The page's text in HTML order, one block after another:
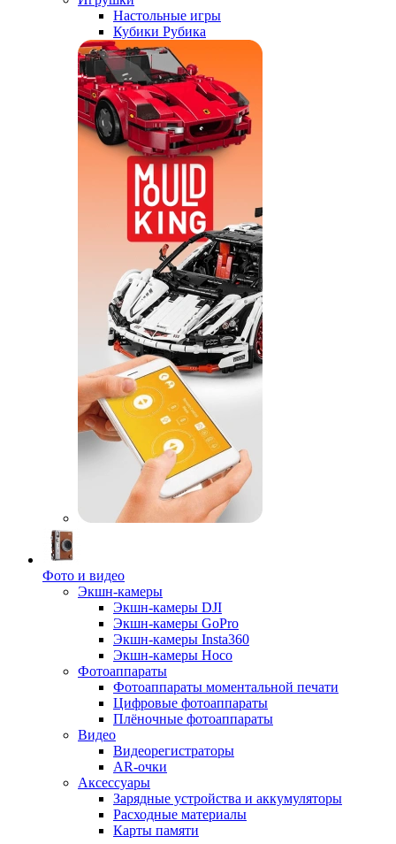
Настольные игры
Кубики Рубика
Фото и видео
Экшн-камеры
Экшн-камеры DJI
Экшн-камеры GoPro
Экшн-камеры Insta360
Экшн-камеры Hoco
Фотоаппараты
Фотоаппараты моментальной печати
Цифровые фотоаппараты
Плёночные фотоаппараты
Видео
Видеорегистраторы
AR-очки
Аксессуары
Зарядные устройства и аккумуляторы
Расходные материалы
Карты памяти